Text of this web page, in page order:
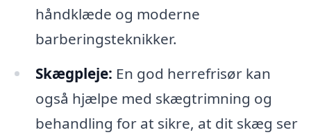
håndklæde og moderne
barberingsteknikker.
Skægpleje: En god herrefrisør kan
også hjælpe med skægtrimning og
behandling for at sikre, at dit skæg ser